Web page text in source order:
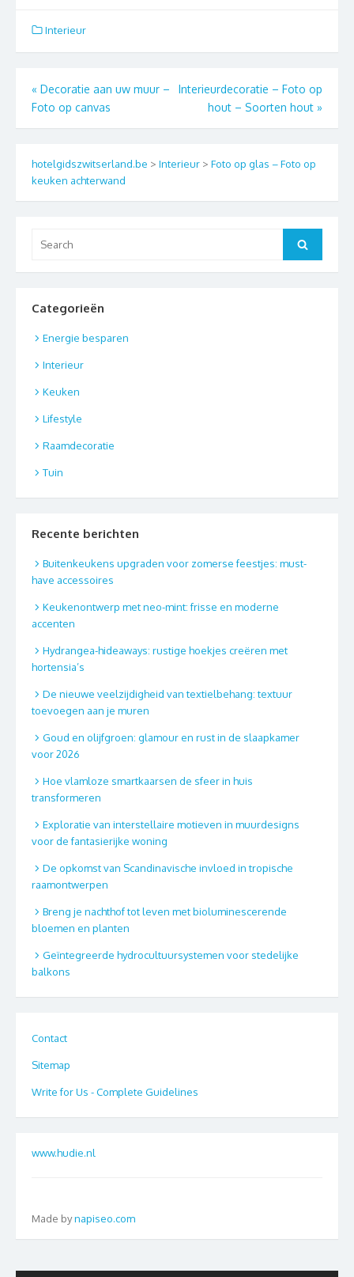
Interieur
Berichtnavigatie
« Decoratie aan uw muur –
Foto op canvas
Interieurdecoratie – Foto op
hout – Soorten hout »
hotelgidszwitserland.be > Interieur > Foto op glas – Foto op
keuken achterwand
for:
Search
Categorieën
Energie besparen
Interieur
Keuken
Lifestyle
Raamdecoratie
Tuin
Recente berichten
Buitenkeukens upgraden voor zomerse feestjes: must-
have accessoires
Keukenontwerp met neo-mint: frisse en moderne
accenten
Hydrangea-hideaways: rustige hoekjes creëren met
hortensia’s
De nieuwe veelzijdigheid van textielbehang: textuur
toevoegen aan je muren
Goud en olijfgroen: glamour en rust in de slaapkamer
voor 2026
Hoe vlamloze smartkaarsen de sfeer in huis
transformeren
Exploratie van interstellaire motieven in muurdesigns
voor de fantasierijke woning
De opkomst van Scandinavische invloed in tropische
raamontwerpen
Breng je nachthof tot leven met bioluminescerende
bloemen en planten
Geïntegreerde hydrocultuursystemen voor stedelijke
balkons
Contact
Sitemap
Write for Us - Complete Guidelines
www.hudie.nl
Made bynapiseo.com